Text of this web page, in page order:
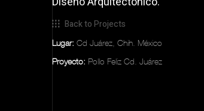
Back to Projects
Lugar: Cd Juárez, Chih. México
Proyecto: Pollo Feliz Cd. Juárez